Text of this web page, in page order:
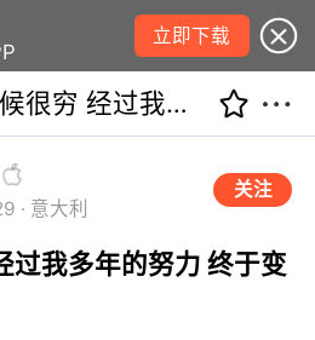
立即下载
年轻的时候很穷 经过我多年的努力 终于变得不再年轻
· 意大利
关注
过我多年的努力 终于变